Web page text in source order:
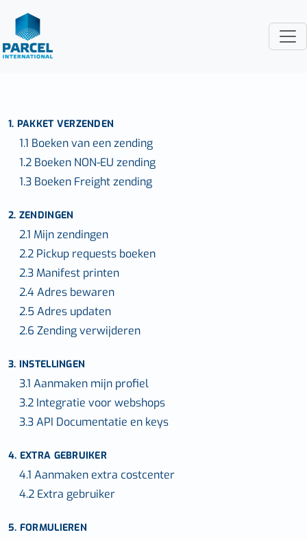
1. PAKKET VERZENDEN
1.1 Boeken van een zending
1.2 Boeken NON-EU zending
1.3 Boeken Freight zending
2. ZENDINGEN
2.1 Mijn zendingen
2.2 Pickup requests boeken
2.3 Manifest printen
2.4 Adres bewaren
2.5 Adres updaten
2.6 Zending verwijderen
3. INSTELLINGEN
3.1 Aanmaken mijn profiel
3.2 Integratie voor webshops
3.3 API Documentatie en keys
4. EXTRA GEBRUIKER
4.1 Aanmaken extra costcenter
4.2 Extra gebruiker
5. FORMULIEREN